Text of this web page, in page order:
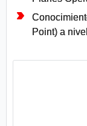
Point) a